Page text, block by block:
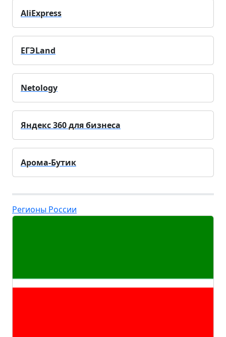
AliExpress
ЕГЭLand
Netology
Яндекс 360 для бизнеса
Арома-Бутик
Регионы России